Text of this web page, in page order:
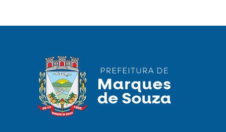
Publicações
Diário Oficial (Novo)